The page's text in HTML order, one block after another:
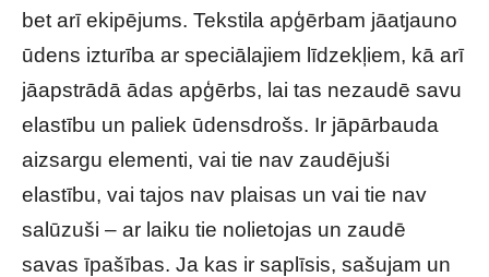
bet arī ekipējums. Tekstila apģērbam jāatjauno
ūdens izturība ar speciālajiem līdzekļiem, kā arī
jāapstrādā ādas apģērbs, lai tas nezaudē savu
elastību un paliek ūdensdrošs. Ir jāpārbauda
aizsargu elementi, vai tie nav zaudējuši
elastību, vai tajos nav plaisas un vai tie nav
salūzuši – ar laiku tie nolietojas un zaudē
savas īpašības. Ja kas ir saplīsis, sašujam un